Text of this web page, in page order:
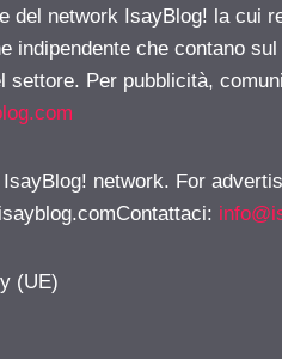
del network IsayBlog! la cui
indipendente che contano
settore. Per pubblicità,
network. For
:
(UE)